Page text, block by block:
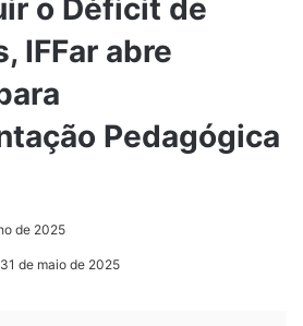
o Déficit de
IFFar abre
Pedagógica
de 2025
de maio de 2025